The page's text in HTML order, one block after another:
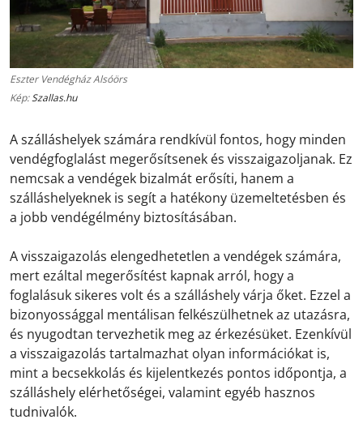
Eszter Vendégház Alsóörs
Kép:Szallas.hu
A szálláshelyek számára rendkívül fontos, hogy minden
vendégfoglalást megerősítsenek és visszaigazoljanak. Ez
nemcsak a vendégek bizalmát erősíti, hanem a
szálláshelyeknek is segít a hatékony üzemeltetésben és
a jobb vendégélmény biztosításában.
A visszaigazolás elengedhetetlen a vendégek számára,
mert ezáltal megerősítést kapnak arról, hogy a
foglalásuk sikeres volt és a szálláshely várja őket. Ezzel a
bizonyossággal mentálisan felkészülhetnek az utazásra,
és nyugodtan tervezhetik meg az érkezésüket. Ezenkívül
a visszaigazolás tartalmazhat olyan információkat is,
mint a becsekkolás és kijelentkezés pontos időpontja, a
szálláshely elérhetőségei, valamint egyéb hasznos
tudnivalók.